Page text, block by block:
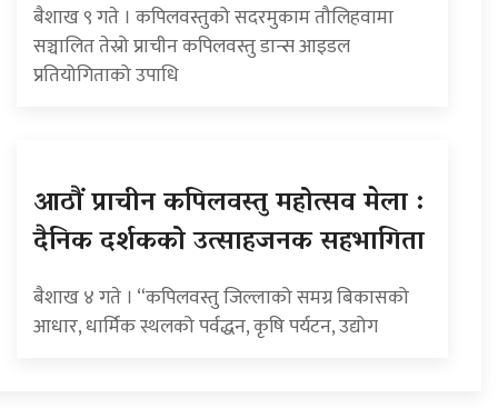
बैशाख ९ गते । कपिलवस्तुको सदरमुकाम तौलिहवामा
सञ्चालित तेस्रो प्राचीन कपिलवस्तु डान्स आइडल
प्रतियोगिताको उपाधि
आठौं प्राचीन कपिलवस्तु महोत्सव मेला :
दैनिक दर्शकको उत्साहजनक सहभागिता
बैशाख ४ गते । “कपिलवस्तु जिल्लाको समग्र बिकासको
आधार, धार्मिक स्थलको पर्वद्धन, कृषि पर्यटन, उद्योग